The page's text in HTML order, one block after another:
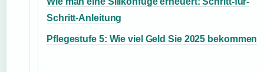
Schritt-Anleitung
Pflegestufe 5: Wie viel Geld Sie 2025 bekommen